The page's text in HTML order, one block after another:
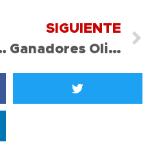
Natación
SIGUIENTE
Ganadores Olimpiadas Antilen 2022